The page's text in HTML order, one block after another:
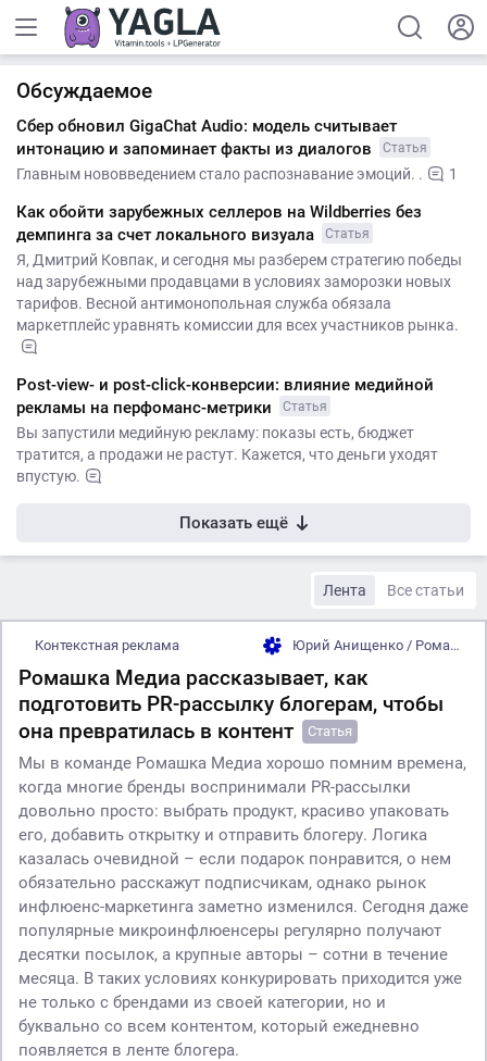
Обсуждаемое
Сбер обновил GigaChat Audio: модель считывает
интонацию и запоминает факты из диалогов
Статья
Главным нововведением стало распознавание эмоций. . 1
Как обойти зарубежных селлеров на Wildberries без
демпинга за счет локального визуала
Статья
Я, Дмитрий Ковпак, и сегодня мы разберем стратегию победы
над зарубежными продавцами в условиях заморозки новых
тарифов. Весной антимонопольная служба обязала
маркетплейс уравнять комиссии для всех участников рынка.
Post-view- и post-click-конверсии: влияние медийной
рекламы на перфоманс-метрики
Статья
Вы запустили медийную рекламу: показы есть, бюджет
тратится, а продажи не растут. Кажется, что деньги уходят
впустую.
Показать ещё
Лента Все статьи
Контекстная реклама Юрий Анищенко / Ромашка Медиа
Ромашка Медиа рассказывает, как
подготовить PR-рассылку блогерам, чтобы
она превратилась в контент
Статья
Мы в команде Ромашка Медиа хорошо помним времена,
когда многие бренды воспринимали PR-рассылки
довольно просто: выбрать продукт, красиво упаковать
его, добавить открытку и отправить блогеру. Логика
казалась очевидной – если подарок понравится, о нем
обязательно расскажут подписчикам, однако рынок
инфлюенс-маркетинга заметно изменился. Сегодня даже
популярные микроинфлюенсеры регулярно получают
десятки посылок, а крупные авторы – сотни в течение
месяца. В таких условиях конкурировать приходится уже
не только с брендами из своей категории, но и
буквально со всем контентом, который ежедневно
появляется в ленте блогера.